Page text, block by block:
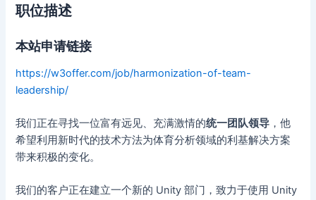
职位描述
本站申请链接
https://w3offer.com/job/harmonization-of-team-
leadership/
我们正在寻找一位富有远见、充满激情的统一团队领导 ，他
希望利用新时代的技术方法为体育分析领域的利基解决方案
带来积极的变化。
我们的客户正在建立一个新的 Unity 部门，致力于使用 Unity